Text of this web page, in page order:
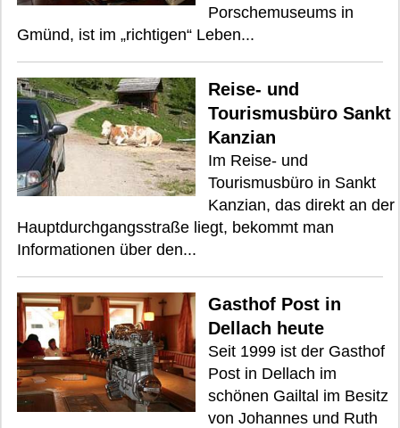
Porschemuseums in
Gmünd, ist im „richtigen“ Leben...
Reise- und
Tourismusbüro Sankt
Kanzian
Im Reise- und
Tourismusbüro in Sankt
Kanzian, das direkt an der
Hauptdurchgangsstraße liegt, bekommt man
Informationen über den...
Gasthof Post in
Dellach heute
Seit 1999 ist der Gasthof
Post in Dellach im
schönen Gailtal im Besitz
von Johannes und Ruth